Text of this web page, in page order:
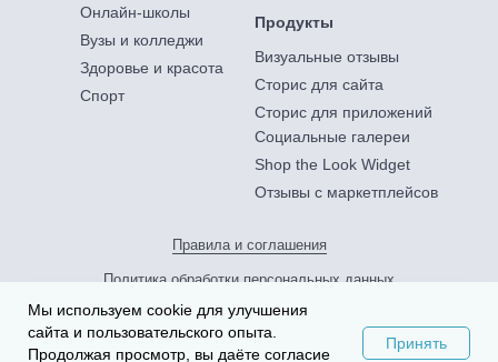
Мы используем cookie для улучшения
сайта и пользовательского опыта.
Продолжая просмотр, вы даёте согласие
Принять
Сторис для приложений
ООО «Вест Интелледженс», ИНН 3906284170
Подробнее
Правила и соглашения
Визуальные отзывы
Политика обработки персональных данных
Сторис для сайта
Продукты
Онлайн-школы
Здоровье и красота
Спорт
Вузы и колледжи
Социальные галереи
Shop the Look Widget
Отзывы с маркетплейсов